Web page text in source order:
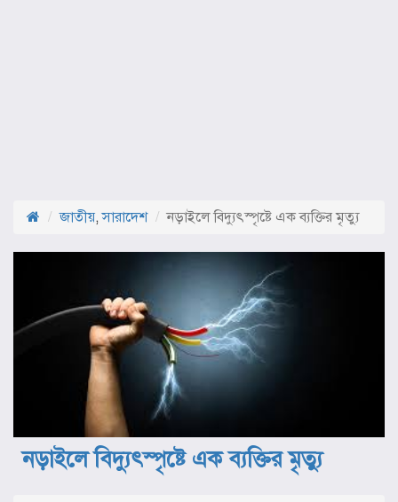
জাতীয়,সারাদেশ নড়াইলে বিদ্যুৎস্পৃষ্টে এক ব্যক্তির মৃত্যু
নড়াইলে বিদ্যুৎস্পৃষ্টে এক ব্যক্তির মৃত্যু